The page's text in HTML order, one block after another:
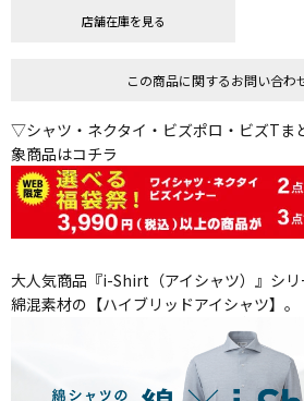
店舗在庫を見る
この商品に関するお問い合わ
▽シャツ・ネクタイ・ビズポロ・ビズTま
象商品はコチラ
大人気商品『i-Shirt（アイシャツ）』シリ
綿混素材の【ハイブリッドアイシャツ】。